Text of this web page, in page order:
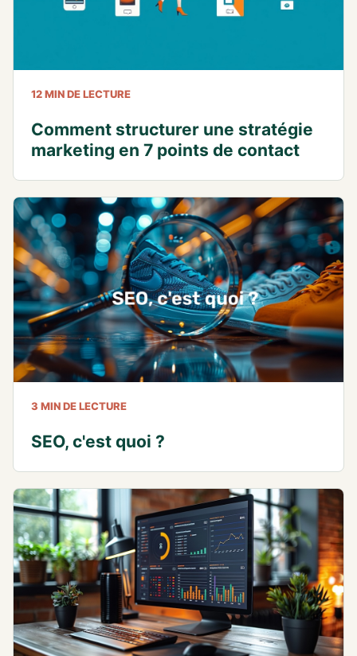
12 MIN DE LECTURE
Comment structurer une stratégie
marketing en 7 points de contact
3 MIN DE LECTURE
SEO, c'est quoi ?